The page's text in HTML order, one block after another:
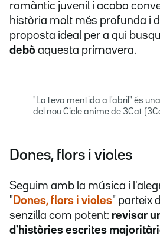
romàntic juvenil i acaba
història molt més profunda i
proposta ideal per a qui
debò aquesta primavera.
"La teva mentida a l'abril" és
del nou Cicle anime de 3Cat
Dones, flors i violes
Seguim amb la música i
" Dones, flors i violes" parteix
senzilla com potent: revisar
d'històries escrites